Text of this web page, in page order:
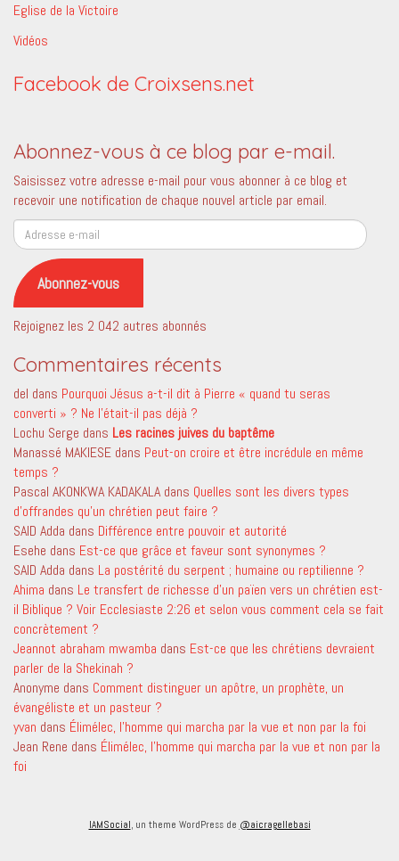
Eglise de la Victoire
Vidéos
Facebook de Croixsens.net
Abonnez-vous à ce blog par e-mail.
Saisissez votre adresse e-mail pour vous abonner à ce blog et
recevoir une notification de chaque nouvel article par email.
Adresse
e-
mail
Abonnez-vous
Rejoignez les 2 042 autres abonnés
Commentaires récents
del dans Pourquoi Jésus a-t-il dit à Pierre « quand tu seras
converti » ? Ne l’était-il pas déjà ?
Lochu Serge dans Les racines juives du baptême
Manassé MAKIESE dans Peut-on croire et être incrédule en même
temps ?
Pascal AKONKWA KADAKALA dans Quelles sont les divers types
d’offrandes qu’un chrétien peut faire ?
SAID Adda dans Différence entre pouvoir et autorité
Esehe dans Est-ce que grâce et faveur sont synonymes ?
SAID Adda dans La postérité du serpent ; humaine ou reptilienne ?
Ahima dans Le transfert de richesse d’un païen vers un chrétien est-
il Biblique ? Voir Ecclesiaste 2:26 et selon vous comment cela se fait
concrètement ?
Jeannot abraham mwamba dans Est-ce que les chrétiens devraient
parler de la Shekinah ?
Anonyme dans Comment distinguer un apôtre, un prophète, un
évangéliste et un pasteur ?
yvan dans Élimélec, l’homme qui marcha par la vue et non par la foi
Jean Rene dans Élimélec, l’homme qui marcha par la vue et non par la
foi
IAMSocial, un theme WordPress de @aicragellebasi